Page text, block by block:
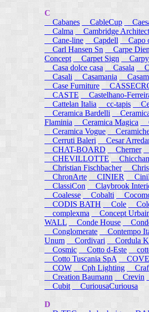
C
Cabanes
CableCup
Calma
Cambridge
Cane-line
Capdell Capo
Carl Hansen Sn
Carpe
Concept
Carpet Sign
Casa dolce casa
Casala
Casali
Casamania
Case Furniture
CASTE
Castelhano-
Cattelan Italia
cc-tapis
Ceramica Bardelli
Flaminia
Ceramica Magica
Ceramica Vogue
Cerruti Baleri
Cesar
CHAT-BOARD
Cherner
CHEVILLOTTE
Christian Fischbacher
ChronArte
CINIER
ClassiCon
Claybrook
Coalesse
Cobalti
CODIS BATH
Cole
complexma
Concept
WALL
Conde House
Conglomerate
Contempo
Unum
Cordivari Cordula
Cosmic
Cotto d-Este
Cotto Tuscania SpA
COW
Cph Lighting
Creation Baumann
Crevin
Cubit
CuriousaCuriousa
D